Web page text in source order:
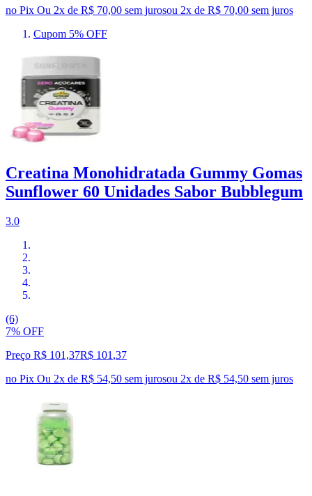
no Pix Ou 2x de R$ 70,00 sem jurosou 2x de R$ 70,00 sem juros
Cupom 5% OFF
Creatina Monohidratada Gummy Gomas
Sunflower 60 Unidades Sabor Bubblegum
3.0
(6)
7% OFF
Preço R$ 101,37R$ 101 ,37
no Pix Ou 2x de R$ 54,50 sem jurosou 2x de R$ 54,50 sem juros